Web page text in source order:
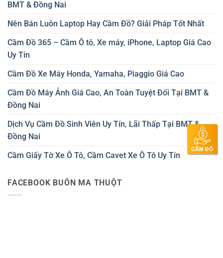
BMT & Đồng Nai
Nên Bán Luôn Laptop Hay Cầm Đồ? Giải Pháp Tốt Nhất
Cầm Đồ 365 – Cầm Ô tô, Xe máy, iPhone, Laptop Giá Cao
Uy Tín
Cầm Đồ Xe Máy Honda, Yamaha, Piaggio Giá Cao
Cầm Đồ Máy Ảnh Giá Cao, An Toàn Tuyệt Đối Tại BMT &
Đồng Nai
Dịch Vụ Cầm Đồ Sinh Viên Uy Tín, Lãi Thấp Tại BMT &
Đồng Nai
Cầm Giấy Tờ Xe Ô Tô, Cầm Cavet Xe Ô Tô Uy Tín
FACEBOOK BUÔN MA THUỘT